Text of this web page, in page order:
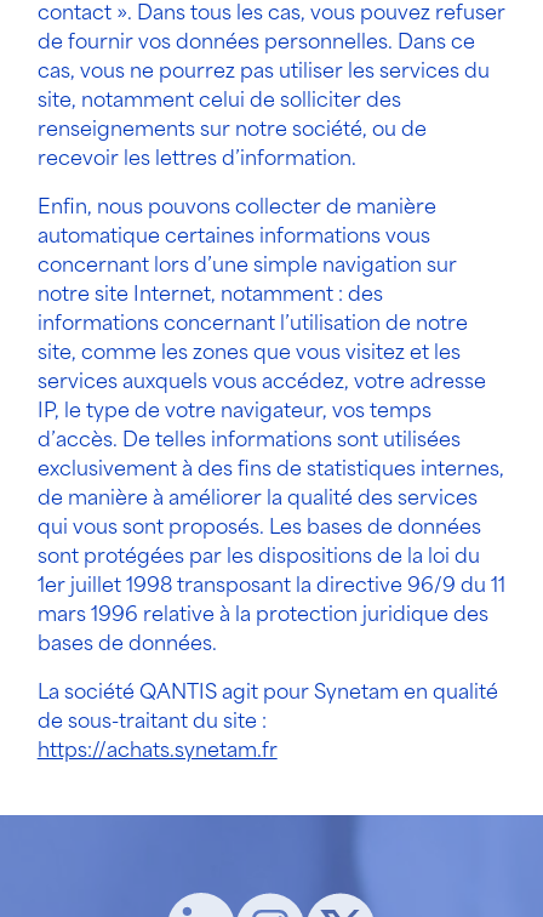
contact ». Dans tous les cas, vous pouvez refuser
de fournir vos données personnelles. Dans ce
cas, vous ne pourrez pas utiliser les services du
site, notamment celui de solliciter des
renseignements sur notre société, ou de
recevoir les lettres d’information.
Enfin, nous pouvons collecter de manière
automatique certaines informations vous
concernant lors d’une simple navigation sur
notre site Internet, notamment : des
informations concernant l’utilisation de notre
site, comme les zones que vous visitez et les
services auxquels vous accédez, votre adresse
IP, le type de votre navigateur, vos temps
d’accès. De telles informations sont utilisées
exclusivement à des fins de statistiques internes,
de manière à améliorer la qualité des services
qui vous sont proposés. Les bases de données
sont protégées par les dispositions de la loi du
1er juillet 1998 transposant la directive 96/9 du 11
mars 1996 relative à la protection juridique des
bases de données.
La société QANTIS agit pour Synetam en qualité
de sous-traitant du site :
https://achats.synetam.fr